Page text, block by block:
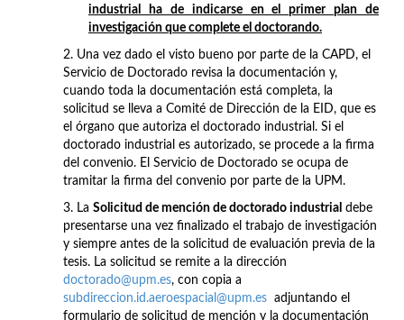
industrial ha de indicarse en el primer plan de
investigación que complete el doctorando.
2. Una vez dado el visto bueno por parte de la CAPD, el
Servicio de Doctorado revisa la documentación y,
cuando toda la documentación está completa, la
solicitud se lleva a Comité de Dirección de la EID, que es
el órgano que autoriza el doctorado industrial. Si el
doctorado industrial es autorizado, se procede a la firma
del convenio. El Servicio de Doctorado se ocupa de
tramitar la firma del convenio por parte de la UPM.
3. La Solicitud de mención de doctorado industrial debe
presentarse una vez finalizado el trabajo de investigación
y siempre antes de la solicitud de evaluación previa de la
tesis. La solicitud se remite a la dirección
doctorado@upm.es, con copia a
subdireccion.id.aeroespacial@upm.es adjuntando el
formulario de solicitud de mención y la documentación